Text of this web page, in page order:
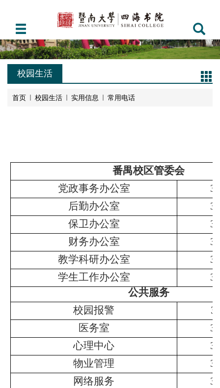
校园生活
首页 校园生活 实用信息 常用电话
番禺校区管委会
党政事务办公室
后勤办公室
保卫办公室
财务办公室
教学科研办公室
学生工作办公室
公共服务
校园报警
医务室
心理中心
物业管理
网络服务